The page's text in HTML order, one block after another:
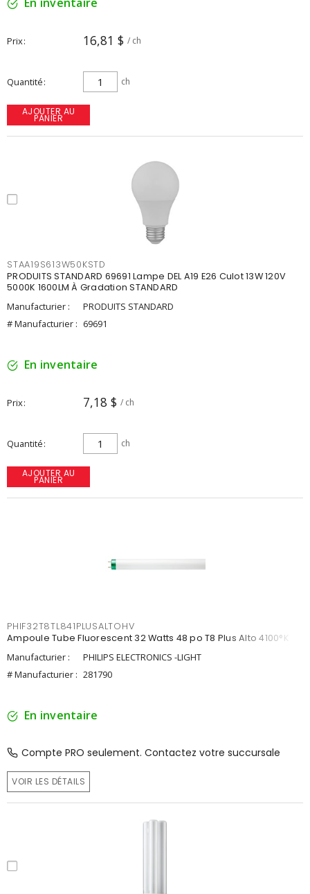
Prix 16,81 $ / ch
Quantité ch
AJOUTER AU
PANIER
STAA19S613W50KSTD
PRODUITS STANDARD 69691 Lampe DEL A19 E26 Culot 13W 120V
5000K 1600LM À Gradation STANDARD
Manufacturier :
PRODUITS STANDARD
# Manufacturier : 69691
En inventaire
Prix 7,18 $ / ch
Quantité ch
AJOUTER AU
PANIER
PHIF32T8TL841PLUSALTOHV
Ampoule Tube Fluorescent 32 Watts 48 po T8 Plus Alto 4100°K
Manufacturier :
PHILIPS ELECTRONICS -LIGHT
# Manufacturier : 281790
En inventaire
Compte PRO seulement. Contactez votre succursale
VOIR LES DÉTAILS